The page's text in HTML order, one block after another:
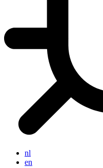
nl
en